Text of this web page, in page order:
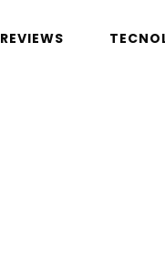
REVIEWS